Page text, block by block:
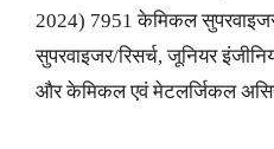
2024) 7951 केमिकल
सुपरवाइजर/रिसर्च, जूनियर
और केमिकल एवं मेटलर्जिकल